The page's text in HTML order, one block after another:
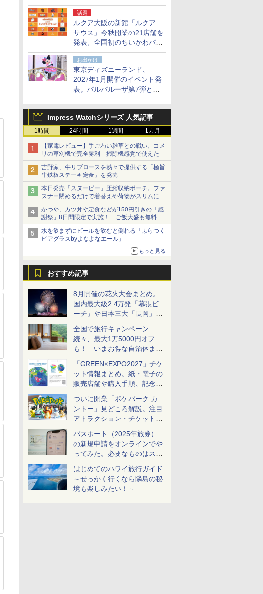
べての運賃で無料に
話題
ルクア大阪の新館「ルクア
サウス」今秋開業の21店舗を
発表。全国初のちいかわパー
クストア/サンリオ新業態1号
店など
お出かけ
東京ディズニーランド、
2027年1月開催のイベント発
表。パルパルーザ第7弾とし
ド」を再演
Impress Watchシリーズ 人気記事
1時間 24時間 1週間 1カ月
【家電レビュー】手ごわい雑草との戦い、コメ
リの草刈機で完全勝利 掃除機感覚で使えた
吉野家、牛リブロースを熱々で提供する「極旨
牛鉄板ステーキ定食」を発売
本日発売「スヌーピー」圧縮収納ポーチ。ファ
スナー閉めるだけで着替えや荷物がスリムにま
とまる
かつや、カツ丼や定食などが150円引きの「感
謝祭」8日間限定で実施！ ご飯大盛も無料
水を飲まずにビールを飲むと倒れる「ふらつく
ビアグラスbyよなよなエール」
もっと見る
おすすめ記事
8月開催の花火大会まとめ。
国内最大級2.4万発「幕張ビ
ーチ」や日本三大「長岡」な
ど大型イベント目白押し！
全国で旅行キャンペーン
続々、最大1万5000円オフ
も！ いまお得な自治体まと
め
「GREEN×EXPO2027」チケ
ット情報まとめ。紙・電子の
販売店舗や購入手順、記念チ
ケットも解説
ついに開業「ポケパーク カ
ントー」見どころ解説。注目
アトラクション・チケット手
配・来場前に必要な準備は？
パスポート（2025年旅券）
の新規申請をオンラインでや
ってみた。必要なものはスマ
ホとマイナカードのみ
はじめてのハワイ旅行ガイド
～せっかく行くなら隣島の秘
境も楽しみたい！～